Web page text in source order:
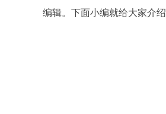
编辑。下面小编就给大家介